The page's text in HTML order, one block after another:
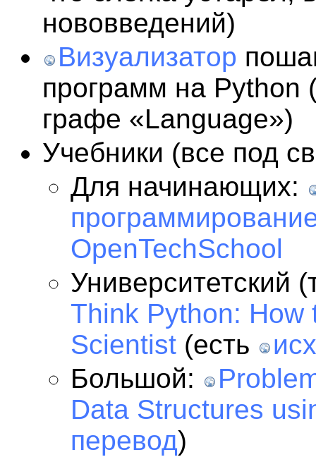
нововведений)
Визуализатор
программ на Python
графе «Language»)
Учебники (все под
Для начинающих:
OpenTechSchool
Университетский
Think Python: How
Scientist (есть
Большой:
Data Structures
перевод)